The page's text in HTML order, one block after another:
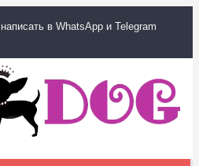
в WhatsApp и Telegram